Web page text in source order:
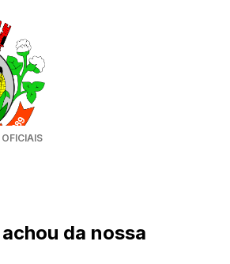
da nossa